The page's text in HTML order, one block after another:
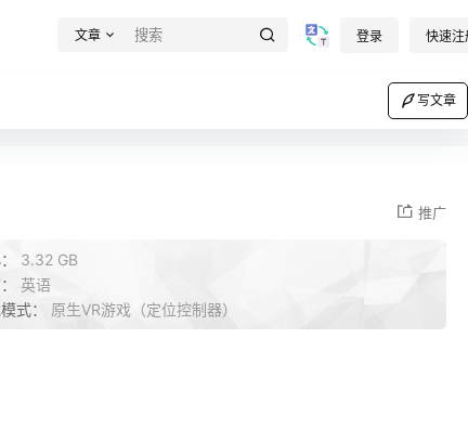
文章 登录 快速注
写文章
推广
3.32 GB
英语
式： 原生VR游戏（定位控制器）